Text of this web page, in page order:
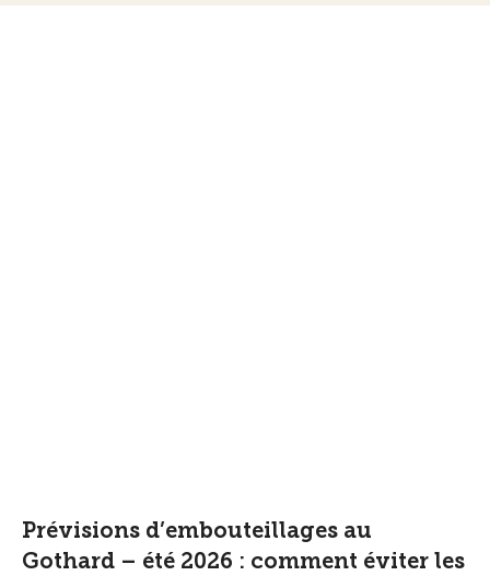
Prévisions d’embouteillages au
Gothard – été 2026 : comment éviter les